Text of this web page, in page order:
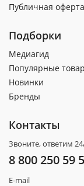
Публичная оферта
Подборки
Медиагид
Популярные
Новинки
Бренды
Контакты
Звоните, ответим
8 800 250 59
E-mail